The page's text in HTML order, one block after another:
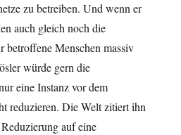
zu betreiben. Und wenn er
auch gleich noch die
Menschen massiv
würde gern die
eine Instanz vor dem
reduzieren. Die Welt zitiert ihn
auf eine